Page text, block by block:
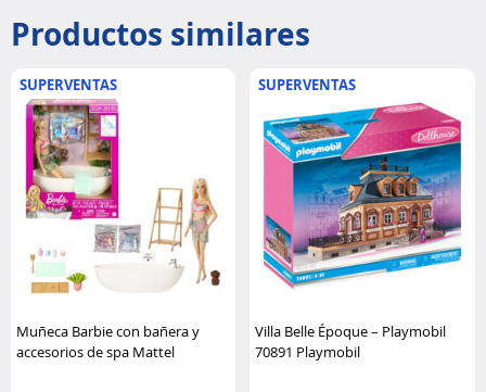
Productos similares
SUPERVENTAS
Muñeca Barbie con bañera y
accesorios de spa Mattel
SUPERVENTAS
Villa Belle Époque – Playmobil
70891 Playmobil